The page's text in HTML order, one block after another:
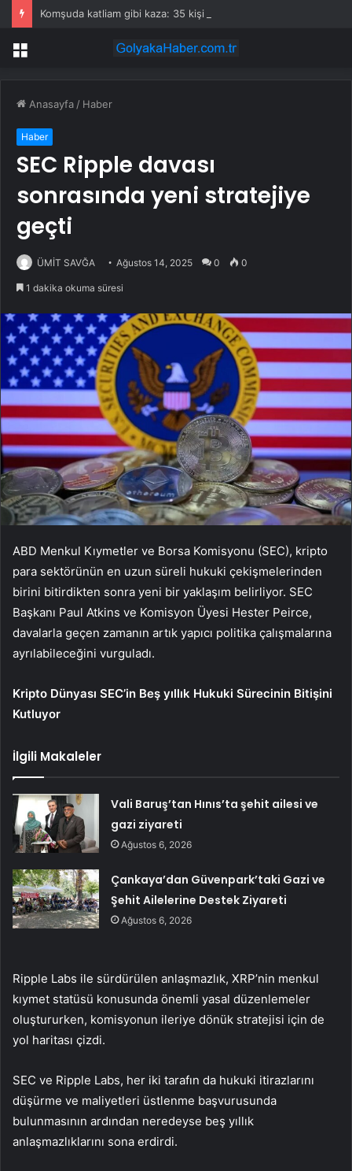
Komşuda katliam gibi kaza: 35 kişi öldü
Menü
Anasayfa / Haber
Haber
SEC Ripple davası
sonrasında yeni stratejiye
geçti
ÜMİT SAVĞA Ağustos 14, 2025 0 0
1 dakika okuma süresi
ABD Menkul Kıymetler ve Borsa Komisyonu (SEC), kripto
para sektörünün en uzun süreli hukuki çekişmelerinden
birini bitirdikten sonra yeni bir yaklaşım belirliyor. SEC
Başkanı Paul Atkins ve Komisyon Üyesi Hester Peirce,
davalarla geçen zamanın artık yapıcı politika çalışmalarına
ayrılabileceğini vurguladı.
Kripto Dünyası SEC’in Beş yıllık Hukuki Sürecinin Bitişini
Kutluyor
İlgili Makaleler
Vali Baruş’tan Hınıs’ta şehit ailesi ve
gazi ziyareti
Ağustos 6, 2026
Çankaya’dan Güvenpark’taki Gazi ve
Şehit Ailelerine Destek Ziyareti
Ağustos 6, 2026
Ripple Labs ile sürdürülen anlaşmazlık, XRP’nin menkul
kıymet statüsü konusunda önemli yasal düzenlemeler
oluştururken, komisyonun ileriye dönük stratejisi için de
yol haritası çizdi.
SEC ve Ripple Labs, her iki tarafın da hukuki itirazlarını
düşürme ve maliyetleri üstlenme başvurusunda
bulunmasının ardından neredeyse beş yıllık
anlaşmazlıklarını sona erdirdi.